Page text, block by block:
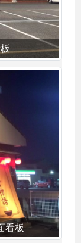
看板